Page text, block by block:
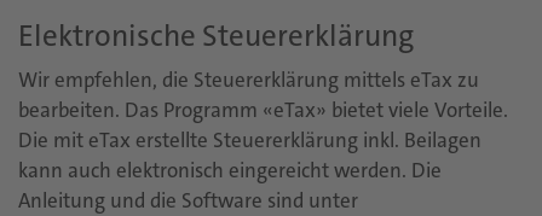
Elektronische Steuererklärung
Wir empfehlen, die Steuererklärung mittels eTax zu
bearbeiten. Das Programm «eTax» bietet viele Vorteile.
Die mit eTax erstellte Steuererklärung inkl. Beilagen
kann auch elektronisch eingereicht werden. Die
Anleitung und die Software sind unter